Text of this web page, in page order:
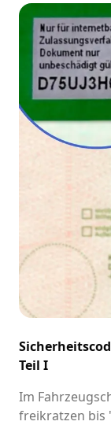
Teil I
Im
freikratzen bis